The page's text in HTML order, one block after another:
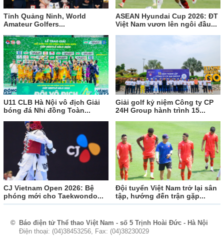
Tỉnh Quảng Ninh, World
Amateur Golfers...
ASEAN Hyundai Cup 2026: ĐT
Việt Nam vươn lên ngôi đầu...
U11 CLB Hà Nội vô địch Giải
bóng đá Nhi đồng Toàn...
Giải golf kỷ niệm Công ty CP
24H Group hành trình 15...
CJ Vietnam Open 2026: Bệ
phóng mới cho Taekwondo...
Đội tuyển Việt Nam trở lại sân
tập, hướng đến trận gặp...
©
Báo điện tử Thể thao Việt Nam - số 5 Trịnh Hoài Đức - Hà Nội
Điện thoại: (04)38453256, Fax: (04)38230029